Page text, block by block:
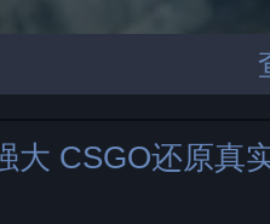
大 CSGO还原真